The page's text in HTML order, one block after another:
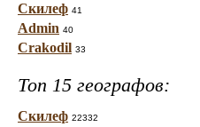
Скилеф 41
Admin 40
Crakodil 33
Топ 15 географов:
Скилеф 22332